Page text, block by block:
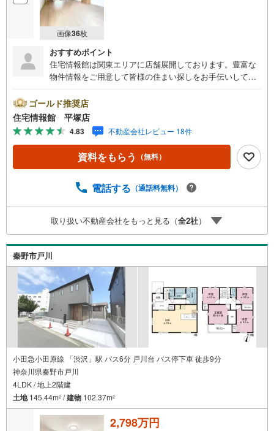
画像36枚
おすすめポイント
住宅情報館は関東エリアに店舗展開しております。豊富な
物件情報をご用意して皆様の住まい探しをお手伝いしてお
さい。【営業時間 10:00～19:00 火曜・水曜（祝日の場
合は営業いたします）】「資料請求」「内覧」のお問い合
わせは上記時間内ですとスムーズにご対応が可能です。ス
タッフ一同お客様のお問合せをお待ちしております。【住
宅ローン相談会】開催中無理のない住宅ローンの試算やご
購入の際にかかる諸費用の概算も行っております。しっか
気軽にご相談ください。お客様第一主義をモット-にお引越
実に努めさせて頂きます。住宅情報館にお越し頂けたら、
物件のご紹介だけではなく、お住まいの疑問、不安、お家
の事ならなんでもご相談いただけます。お客様の要望をお
伺いしながら誠心誠意、全力でサポートさせて頂きます。
お客様一人一人に合わせたライフプランのご提案をさせて
いただきます。お気軽にご相談ください。
ゴールド推奨店
住宅情報館 平塚店
4.83 不動産会社レビュー 18件
資料をもらう （無料）
電話する （通話料無料）
取り扱い不動産会社をもっと見る（全2社）
秦野市戸川
小田急小田原線 「渋沢」駅 バス6分 戸川台 バス停下車 徒歩9分
神奈川県秦野市戸川
4LDK / 地上2階建
土地145.44m2 /建物 102.37m2
2,798万円